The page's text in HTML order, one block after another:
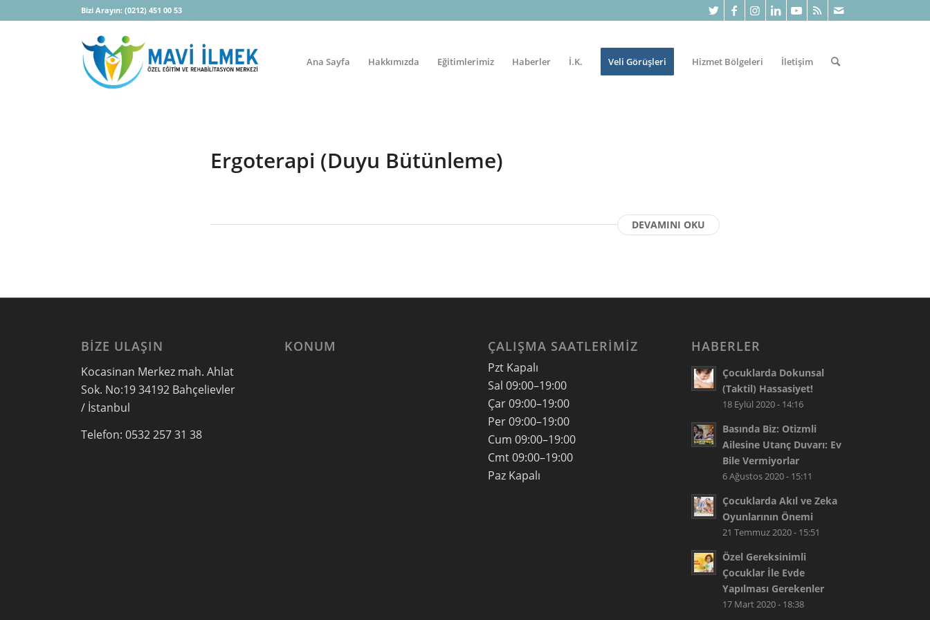
Bizi Arayın:(0212) 451 00 53
Ana Sayfa Hakkımızda Eğitimlerimiz Haberler İ.K. Veli Görüşleri Hizmet Bölgeleri İletişim
Ergoterapi (Duyu Bütünleme)
DEVAMINI OKU
BIZE ULAŞIN
Kocasinan Merkez mah. Ahlat
Sok. No:19 34192 Bahçelievler
/ İstanbul
Telefon: 0532 257 31 38
KONUM ÇALIŞMA SAATLERIMIZ
Pzt Kapalı
Sal09:00–19:00
Çar09:00–19:00
Per09:00–19:00
Cum09:00–19:00
Cmt09:00–19:00
Paz Kapalı
HABERLER
Çocuklarda Dokunsal
(Taktil) Hassasiyet!
18 Eylül 2020 - 14:16
Basında Biz: Otizmli
Ailesine Utanç Duvarı: Ev
Bile Vermiyorlar
6 Ağustos 2020 - 15:11
Çocuklarda Akıl ve Zeka
Oyunlarının Önemi
21 Temmuz 2020 - 15:51
Özel Gereksinimli
Çocuklar İle Evde
Yapılması Gerekenler
17 Mart 2020 - 18:38